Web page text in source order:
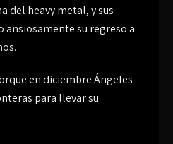
del heavy metal, y sus
ansiosamente su regreso a
en diciembre Ángeles
para llevar su